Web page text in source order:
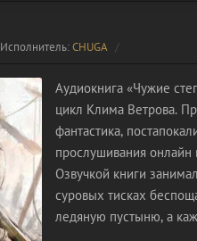
Исполнитель:CHUGA
Аудиокнига «Чужие
цикл Клима Ветрова.
фантастика,
прослушивания онлайн
Озвучкой книги
суровых тисках
ледяную пустыню, а